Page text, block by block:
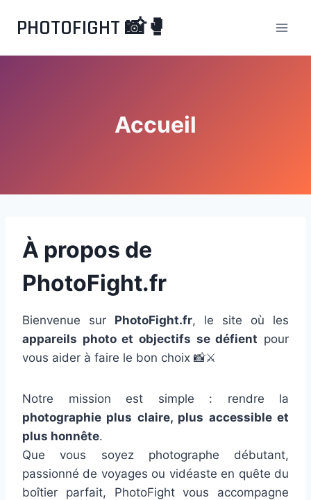
PHOTOFIGHT 📸🥊
Accueil
À propos de
PhotoFight.fr
Bienvenue sur PhotoFight.fr, le site où les
appareils photo et objectifs se défient pour
vous aider à faire le bon choix 📸⚔️
Notre mission est simple : rendre la
photographie plus claire, plus accessible et
plus honnête.
Que vous soyez photographe débutant,
passionné de voyages ou vidéaste en quête du
boîtier parfait, PhotoFight vous accompagne